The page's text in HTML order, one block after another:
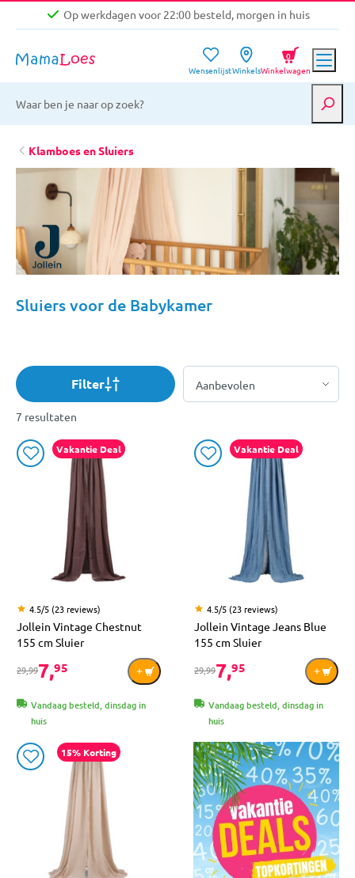
Op werkdagen voor 22:00 besteld, morgen in huis
Gratis verzending vanaf €39,-
Op werkdagen voor 22:00 besteld, morgen in huis
WensenlijstWinkelsWinkelwagen
0
Klamboes en Sluiers
Sluiers voor de Babykamer
Filter
7 resultaten
Vakantie Deal
4.5/5 (23 reviews)
Jollein Vintage Chestnut
155 cm Sluier
29,997,95
Vandaag besteld, dinsdag in
huis
Vakantie Deal
4.5/5 (23 reviews)
Jollein Vintage Jeans Blue
155 cm Sluier
29,997,95
Vandaag besteld, dinsdag in
huis
15% Korting